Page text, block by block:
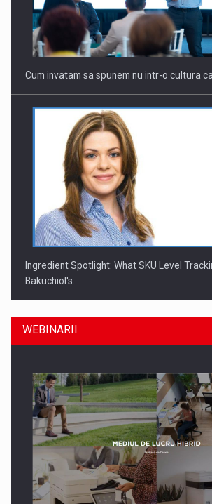
Cum invatam sa spunem nu intr-o cultura
Ingredient Spotlight: What SKU Level
Bakuchiol's…
Producatorii si comerciantii care nu se
reglementari…
WEBINARII